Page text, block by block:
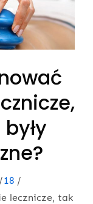
18
lecznicze, tak